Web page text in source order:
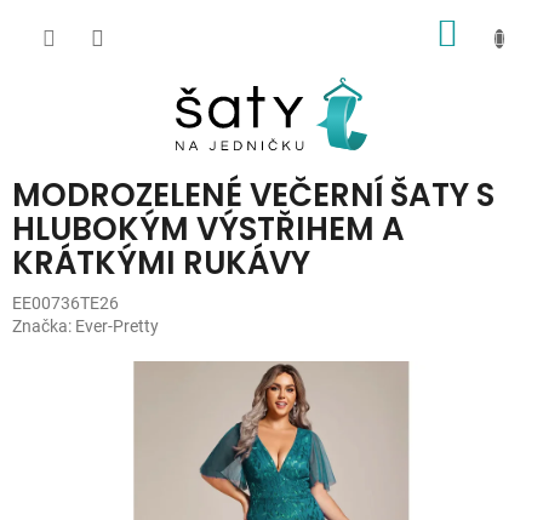
MODROZELENÉ VEČERNÍ ŠATY S
HLUBOKÝM VÝSTŘIHEM A
KRÁTKÝMI RUKÁVY
EE00736TE26
Značka: Ever-Pretty